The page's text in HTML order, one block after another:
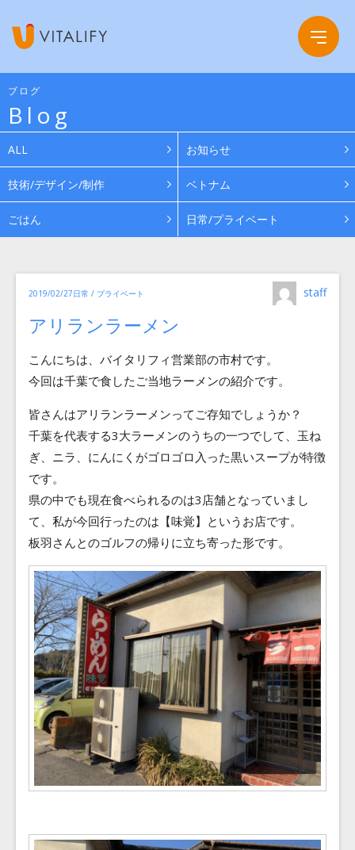
Company
会社概要
グループ会社
Service
Work
News
Recruit
Blog
Contact
ブログ
Blog
ALL お知らせ
技術/デザイン/制作 ベトナム
ごはん 日常/プライベート
投
稿
staff
投
日:
2019/02/27カ
テ
ー
日常 / プライベート
アリランラーメン
こんにちは、バイタリフィ営業部の市村です。
今回は千葉で食したご当地ラーメンの紹介です。
皆さんはアリランラーメンってご存知でしょうか？
千葉を代表する3大ラーメンのうちの一つでして、玉ね
ぎ、ニラ、にんにくがゴロゴロ入った黒いスープが特徴
です。
県の中でも現在食べられるのは3店舗となっていまし
て、私が今回行ったのは【味覚】というお店です。
板羽さんとのゴルフの帰りに立ち寄った形です。